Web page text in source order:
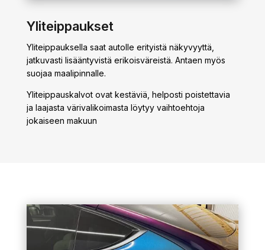
Yliteippaukset
Yliteippauksella saat autolle erityistä näkyvyyttä,
jatkuvasti lisääntyvistä erikoisväreistä. Antaen myös
suojaa maalipinnalle.
Yliteippauskalvot ovat kestäviä, helposti poistettavia
ja laajasta värivalikoimasta löytyy vaihtoehtoja
jokaiseen makuun